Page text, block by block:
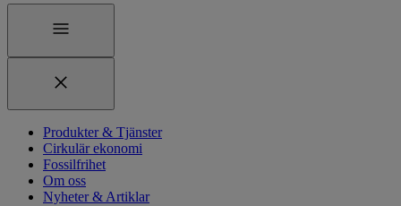
Produkter & Tjänster
Cirkulär ekonomi
Fossilfrihet
Om oss
Nyheter & Artiklar